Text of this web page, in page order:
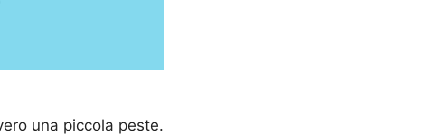
una piccola peste.